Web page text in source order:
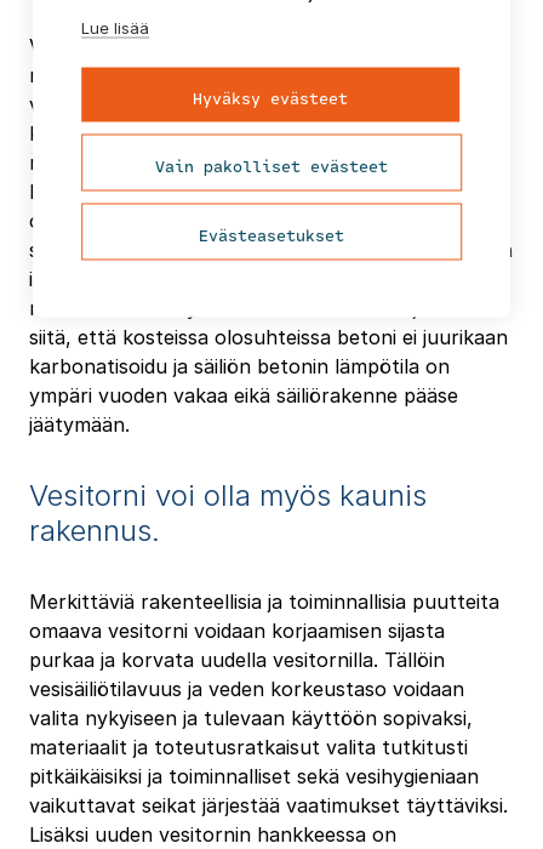
Vesitornien tavallisimpia ikääntymisestä johtuvia
rakenteellisia vaurioita ovat säälle alttiiden osien
vaurioituminen, joista tavallisin on betonin
karbonatisoitumisesta johtuva betoniterästen
ruostuminen ja sitä seuraava suojabetonipeitteiden
lohkeaminen. Myös betonin pakkasrapautuminen
on ongelma rakenteissa, joita rasittaa viistosade,
sade- tai vuotovesien valuminen. Sitä vastoin varsin
iäkkäätkin teräsbetonisäiliöt ovat usein
rakenteellisesti hyvässä kunnossa. Tämä johtuu
siitä, että kosteissa olosuhteissa betoni ei juurikaan
karbonatisoidu ja säiliön betonin lämpötila on
ympäri vuoden vakaa eikä säiliörakenne pääse
jäätymään.
Vesitorni voi olla myös kaunis
rakennus.
Merkittäviä rakenteellisia ja toiminnallisia puutteita
omaava vesitorni voidaan korjaamisen sijasta
purkaa ja korvata uudella vesitornilla. Tällöin
vesisäiliötilavuus ja veden korkeustaso voidaan
valita nykyiseen ja tulevaan käyttöön sopivaksi,
materiaalit ja toteutusratkaisut valita tutkitusti
pitkäikäisiksi ja toiminnalliset sekä vesihygieniaan
vaikuttavat seikat järjestää vaatimukset täyttäviksi.
Lisäksi uuden vesitornin hankkeessa on
Lue lisää
Hyväksy evästeet
Vain pakolliset evästeet
Evästeasetukset